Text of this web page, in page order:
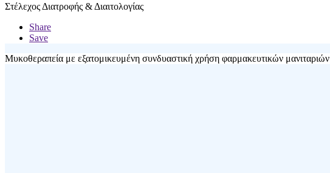
Στέλεχος Διατροφής & Διαιτολογίας
Share
Save
Μυκοθεραπεία με εξατομικευμένη συνδυαστική χρήση φαρμακευτικών μανιταριών